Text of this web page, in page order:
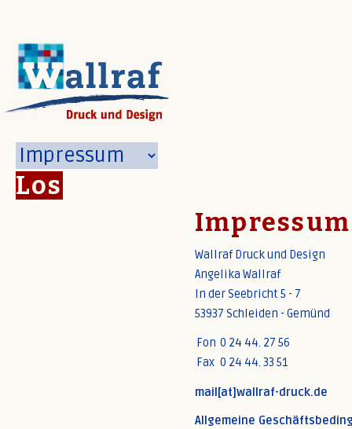
Los
Impressum
Wallraf Druck und Design
Angelika Wallraf
In der Seebricht5- 7
53937 Schleiden- Gemünd
Fon
Fax
0 24 44. 27 56
0 24 44. 33 51
mail[at]wallraf-druck.de
Allgemeine